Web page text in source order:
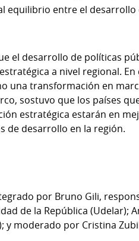
equilibrio entre el desarrollo
el desarrollo de políticas
a nivel regional.
una transformación en
sostuvo que los países
estratégica estarán en
de desarrollo en la región.
por Bruno Gili,
de la República (Udelar);
y moderado por Cristina